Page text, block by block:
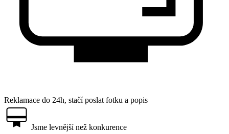
Reklamace do 24h, stačí poslat fotku a popis
Jsme levnější než konkurence